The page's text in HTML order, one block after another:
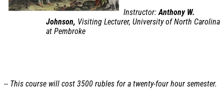
Instructor: Anthony W.
Johnson, Visiting Lecturer, University of North Carolina
at Pembroke
-- This course will cost 3500 rubles for a twenty-four hour semester.